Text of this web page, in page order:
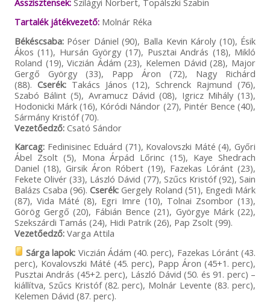
Asszisztensek:Szilágyi Norbert, Topálszki Szabin
Tartalék játékvezető:Molnár Réka
Békéscsaba:Póser Dániel (90), Balla Kevin Károly (10), Ésik
Ákos (11), Hursán György (17), Pusztai András (18), Mikló
Roland (19), Viczián Ádám (23), Kelemen Dávid (28), Major
Gergő György (33), Papp Áron (72), Nagy Richárd
(88). Cserék:Takács János (12), Schrenck Rajmund (76),
Szabó Bálint (5), Avramucz Dávid (08), Igricz Mihály (13),
Hodonicki Márk (16), Kóródi Nándor (27), Pintér Bence (40),
Sármány Kristóf (70).
Vezetőedző:Csató Sándor
Karcag:Fedinisinec Eduárd (71), Kovalovszki Máté (4), Győri
Ábel Zsolt (5), Mona Árpád Lőrinc (15), Kaye Shedrach
Daniel (18), Girsik Áron Róbert (19), Fazekas Lóránt (23),
Fekete Olivér (33), László Dávid (77), Szűcs Kristóf (92), Sain
Balázs Csaba (96).Cserék: Gergely Roland (51), Engedi Márk
(87), Vida Máté (8), Egri Imre (10), Tolnai Zsombor (13),
Görög Gergő (20), Fábián Bence (21), Györgye Márk (22),
Szekszárdi Tamás (24), Hidi Patrik (26), Pap Zsolt (99).
Vezetőedző:Varga Attila
Sárga lapok: Viczián Ádám (40. perc), Fazekas Lóránt (43.
perc), Kovalovszki Máté (45. perc), Papp Áron (45+1. perc),
Pusztai András (45+2. perc), László Dávid (50. és 91. perc) –
kiállítva, Szűcs Kristóf (82. perc), Molnár Levente (83. perc),
Kelemen Dávid (87. perc).